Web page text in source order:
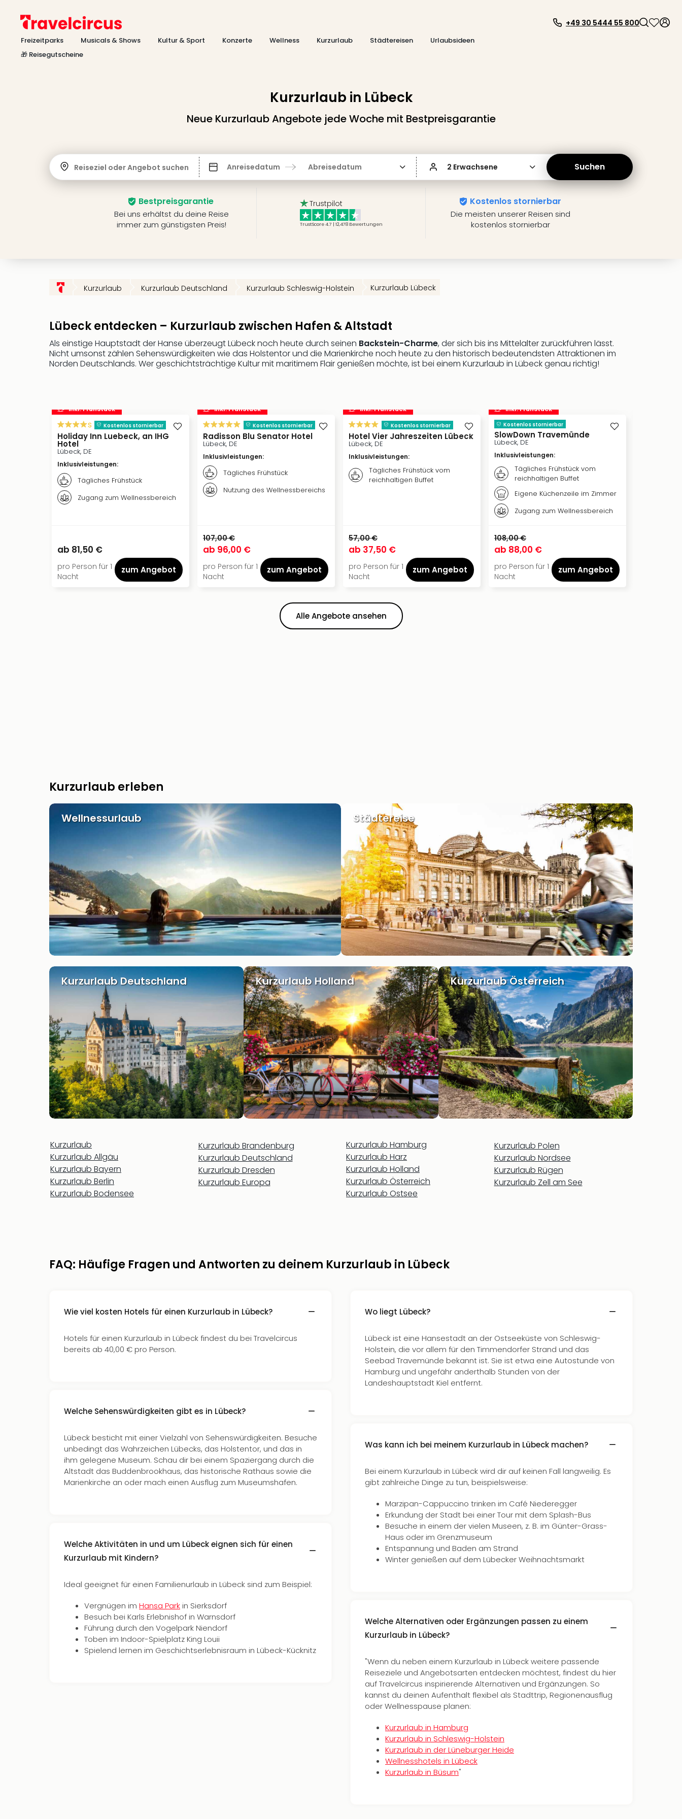
Freizeitparks Musicals & Shows Kultur & Sport Konzerte Wellness Kurzurlaub Städtereisen
Urlaubsideen
🎁 Reisegutscheine
+49 30 5444 55 800
Kurzurlaub in Lübeck
Neue Kurzurlaub Angebote jede Woche mit Bestpreisgarantie
Reiseziel oder Angebot suchen Anreisedatum Abreisedatum 2 Erwachsene Suchen
Bestpreisgarantie
Bei uns erhältst du deine Reise
immer zum günstigsten Preis!
Trustpilot
TrustScore 4.7 | 12,478 Bewertungen
Kostenlos stornierbar
Die meisten unserer Reisen sind
kostenlos stornierbar
Kurzurlaub Kurzurlaub Deutschland Kurzurlaub Schleswig-Holstein Kurzurlaub Lübeck
Lübeck entdecken – Kurzurlaub zwischen Hafen & Altstadt
Als einstige Hauptstadt der Hanse überzeugt Lübeck noch heute durch seinen Backstein-Charme, der sich bis ins Mittelalter zurückführen lässt.
Nicht umsonst zählen Sehenswürdigkeiten wie das Holstentor und die Marienkirche noch heute zu den historisch bedeutendsten Attraktionen im
Norden Deutschlands. Wer geschichtsträchtige Kultur mit maritimem Flair genießen möchte, ist bei einem Kurzurlaub in Lübeck genau richtig!
inkl. Frühstück
s Kostenlos stornierbar
Holiday Inn Luebeck, an IHG
Hotel
Lübeck, DE
Inklusivleistungen:
Tägliches Frühstück
Zugang zum Wellnessbereich
ab 81,50 €
pro Person für 1
Nacht
zum Angebot
inkl. Frühstück
Kostenlos stornierbar
Radisson Blu Senator Hotel
Lübeck, DE
Inklusivleistungen:
Tägliches Frühstück
Nutzung des Wellnessbereichs
107,00 €
ab 96,00 €
pro Person für 1
Nacht
zum Angebot
inkl. Frühstück
Kostenlos stornierbar
Hotel Vier Jahreszeiten Lübeck
Lübeck, DE
Inklusivleistungen:
Tägliches Frühstück vom
reichhaltigen Buffet
57,00 €
ab 37,50 €
pro Person für 1
Nacht
zum Angebot
inkl. Frühstück
Kostenlos stornierbar
SlowDown Travemünde
Lübeck, DE
Inklusivleistungen:
Tägliches Frühstück vom
reichhaltigen Buffet
Eigene Küchenzeile im Zimmer
Zugang zum Wellnessbereich
108,00 €
ab 88,00 €
pro Person für 1
Nacht
zum Angebot
Alle Angebote ansehen
Kurzurlaub erleben
Wellnessurlaub Städtereise
Kurzurlaub Deutschland Kurzurlaub Holland Kurzurlaub Österreich
Kurzurlaub
Kurzurlaub Allgäu
Kurzurlaub Bayern
Kurzurlaub Berlin
Kurzurlaub Bodensee
Kurzurlaub Brandenburg
Kurzurlaub Deutschland
Kurzurlaub Dresden
Kurzurlaub Europa
Kurzurlaub Hamburg
Kurzurlaub Harz
Kurzurlaub Holland
Kurzurlaub Österreich
Kurzurlaub Ostsee
Kurzurlaub Polen
Kurzurlaub Nordsee
Kurzurlaub Rügen
Kurzurlaub Zell am See
FAQ: Häufige Fragen und Antworten zu deinem Kurzurlaub in Lübeck
Wie viel kosten Hotels für einen Kurzurlaub in Lübeck?
Hotels für einen Kurzurlaub in Lübeck findest du bei Travelcircus
bereits ab 40,00 € pro Person.
Welche Sehenswürdigkeiten gibt es in Lübeck?
Lübeck besticht mit einer Vielzahl von Sehenswürdigkeiten. Besuche
unbedingt das Wahrzeichen Lübecks, das Holstentor, und das in
ihm gelegene Museum. Schau dir bei einem Spaziergang durch die
Altstadt das Buddenbrookhaus, das historische Rathaus sowie die
Marienkirche an oder mach einen Ausflug zum Museumshafen.
Welche Aktivitäten in und um Lübeck eignen sich für einen
Kurzurlaub mit Kindern?
Ideal geeignet für einen Familienurlaub in Lübeck sind zum Beispiel:
Vergnügen im Hansa Parkin Sierksdorf
Besuch bei Karls Erlebnishof in Warnsdorf
Führung durch den Vogelpark Niendorf
Toben im Indoor-Spielplatz King Louii
Spielend lernen im Geschichtserlebnisraum in Lübeck-Kücknitz
Wo liegt Lübeck?
Lübeck ist eine Hansestadt an der Ostseeküste von Schleswig-
Holstein, die vor allem für den Timmendorfer Strand und das
Seebad Travemünde bekannt ist. Sie ist etwa eine Autostunde von
Hamburg und ungefähr anderthalb Stunden von der
Landeshauptstadt Kiel entfernt.
Was kann ich bei meinem Kurzurlaub in Lübeck machen?
Bei einem Kurzurlaub in Lübeck wird dir auf keinen Fall langweilig. Es
gibt zahlreiche Dinge zu tun, beispielsweise:
Marzipan-Cappuccino trinken im Café Niederegger
Erkundung der Stadt bei einer Tour mit dem Splash-Bus
Besuche in einem der vielen Museen, z. B. im Günter-Grass-
Haus oder im Grenzmuseum
Entspannung und Baden am Strand
Winter genießen auf dem Lübecker Weihnachtsmarkt
Welche Alternativen oder Ergänzungen passen zu einem
Kurzurlaub in Lübeck?
"Wenn du neben einem Kurzurlaub in Lübeck weitere passende
Reiseziele und Angebotsarten entdecken möchtest, findest du hier
auf Travelcircus inspirierende Alternativen und Ergänzungen. So
kannst du deinen Aufenthalt flexibel als Stadttrip, Regionenausflug
oder Wellnesspause planen:
Kurzurlaub in Hamburg
Kurzurlaub in Schleswig-Holstein
Kurzurlaub in der Lüneburger Heide
Wellnesshotels in Lübeck
Kurzurlaub in Büsum"